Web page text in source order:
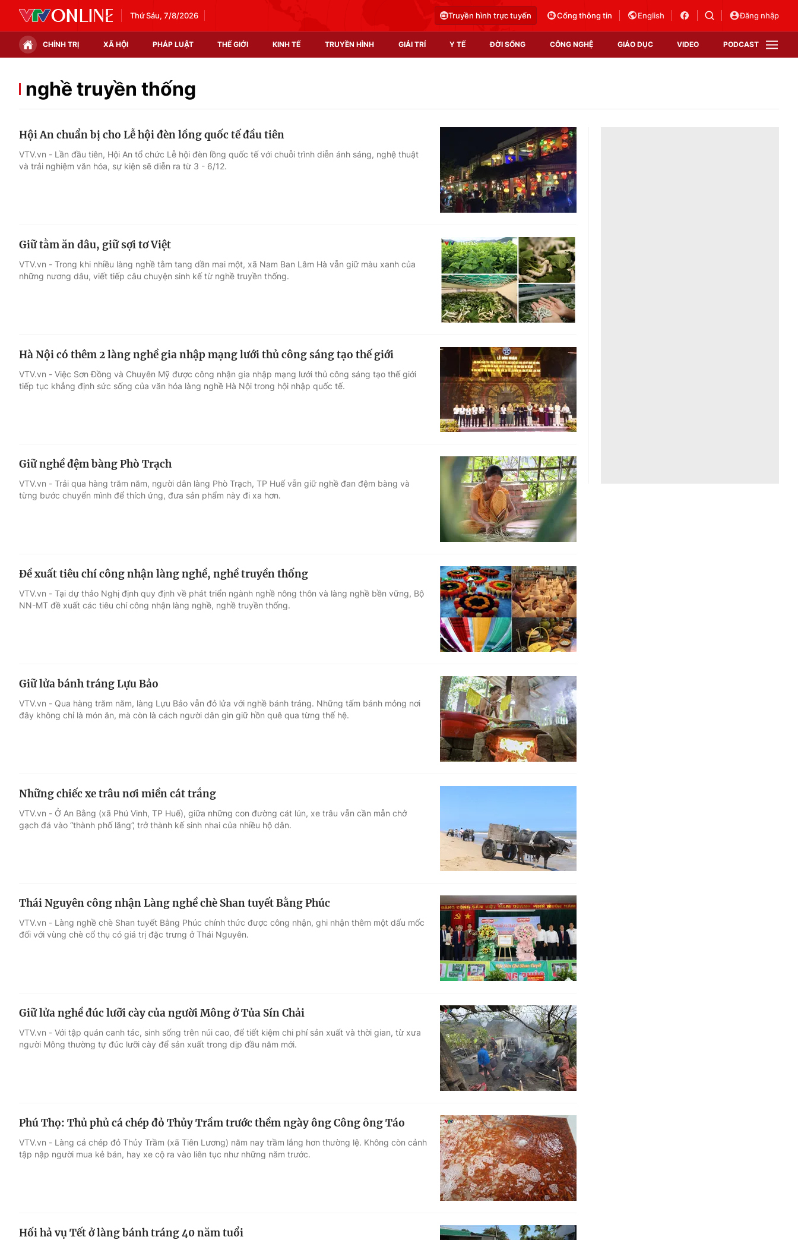
Thứ Sáu, 7/8/2026 Truyền hình trực tuyến Cổng thông tin English Đăng nhập
CHÍNH TRỊ XÃ HỘI PHÁP LUẬT THẾ GIỚI KINH TẾ TRUYỀN HÌNH GIẢI TRÍ Y TẾ ĐỜI SỐNG CÔNG NGHỆ GIÁO DỤC VIDEO PODCAST
Chính trị Xã hội
Thế giới đó đây
Thị trường
Shorts video
Podcast
EMagazine
Photo
Infographic
Góc ảnh
Điện ảnh
Âm nhạc
Sao
Du lịch
Làm đẹp
Chất lượng cuộc sống
Tuyển sinh
Học trực tuyến
Công nghệ
Hitech Công nghệ tương lai
Sản phẩm
Thị trường
Tư vấn
VTV Sức khoẻ
nghề truyền thống
Hội An chuẩn bị cho Lễ hội đèn lồng quốc tế đầu tiên
VTV.vn - Lần đầu tiên, Hội An tổ chức Lễ hội đèn lồng quốc tế với chuỗi trình diễn ánh sáng, nghệ thuật
và trải nghiệm văn hóa, sự kiện sẽ diễn ra từ 3 - 6/12.
Giữ tằm ăn dâu, giữ sợi tơ Việt
VTV.vn - Trong khi nhiều làng nghề tằm tang dần mai một, xã Nam Ban Lâm Hà vẫn giữ màu xanh của
những nương dâu, viết tiếp câu chuyện sinh kế từ nghề truyền thống.
Hà Nội có thêm 2 làng nghề gia nhập mạng lưới thủ công sáng tạo thế giới
VTV.vn - Việc Sơn Đồng và Chuyên Mỹ được công nhận gia nhập mạng lưới thủ công sáng tạo thế giới
tiếp tục khẳng định sức sống của văn hóa làng nghề Hà Nội trong hội nhập quốc tế.
Giữ nghề đệm bàng Phò Trạch
VTV.vn - Trải qua hàng trăm năm, người dân làng Phò Trạch, TP Huế vẫn giữ nghề đan đệm bàng và
từng bước chuyển mình để thích ứng, đưa sản phẩm này đi xa hơn.
Đề xuất tiêu chí công nhận làng nghề, nghề truyền thống
VTV.vn - Tại dự thảo Nghị định quy định về phát triển ngành nghề nông thôn và làng nghề bền vững, Bộ
NN-MT đề xuất các tiêu chí công nhận làng nghề, nghề truyền thống.
Giữ lửa bánh tráng Lựu Bảo
VTV.vn - Qua hàng trăm năm, làng Lựu Bảo vẫn đỏ lửa với nghề bánh tráng. Những tấm bánh mỏng nơi
đây không chỉ là món ăn, mà còn là cách người dân gìn giữ hồn quê qua từng thế hệ.
Những chiếc xe trâu nơi miền cát trắng
VTV.vn - Ở An Bằng (xã Phú Vinh, TP Huế), giữa những con đường cát lún, xe trâu vẫn cần mẫn chở
gạch đá vào “thành phố lăng”, trở thành kế sinh nhai của nhiều hộ dân.
Thái Nguyên công nhận Làng nghề chè Shan tuyết Bằng Phúc
VTV.vn - Làng nghề chè Shan tuyết Bằng Phúc chính thức được công nhận, ghi nhận thêm một dấu mốc
đối với vùng chè cổ thụ có giá trị đặc trưng ở Thái Nguyên.
Giữ lửa nghề đúc lưỡi cày của người Mông ở Tủa Sín Chải
VTV.vn - Với tập quán canh tác, sinh sống trên núi cao, để tiết kiệm chi phí sản xuất và thời gian, từ xưa
người Mông thường tự đúc lưỡi cày để sản xuất trong dịp đầu năm mới.
Phú Thọ: Thủ phủ cá chép đỏ Thủy Trầm trước thềm ngày ông Công ông Táo
VTV.vn - Làng cá chép đỏ Thủy Trầm (xã Tiên Lương) năm nay trầm lắng hơn thường lệ. Không còn cảnh
tập nập người mua kẻ bán, hay xe cộ ra vào liên tục như những năm trước.
Hối hả vụ Tết ở làng bánh tráng 40 năm tuổi